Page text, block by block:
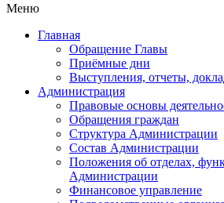
Меню
Главная
Обращение Главы
Приёмные дни
Выступления, отчеты,
Администрация
Правовые основы
Обращения граждан
Структура Администрации
Состав Администрации
Положения об отделах,
Администрации
Финансовое управление